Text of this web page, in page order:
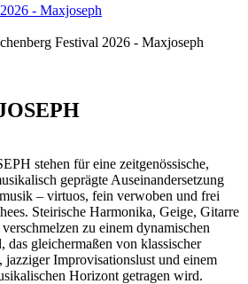
- Maxjoseph
stehen für eine zeitgenössische,
geprägte Auseinandersetzung
– virtuos, fein verwoben und frei
Steirische Harmonika, Geige, Gitarre
zu einem dynamischen
das gleichermaßen von klassischer
jazziger Improvisationslust und einem
Horizont getragen wird.